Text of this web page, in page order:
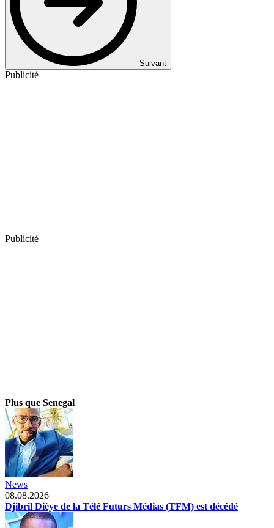
Suivant
Publicité
Publicité
Plus que Senegal
News
08.08.2026
Djibril Dièye de la Télé Futurs Médias (TFM) est décédé